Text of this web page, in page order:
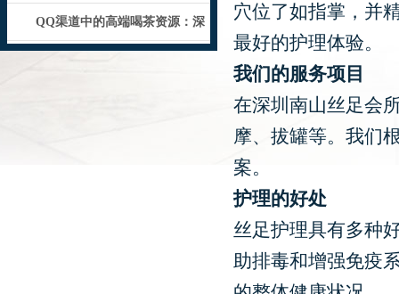
酸与荣耀QQ渠道中的高端喝茶资源：深
穴位了如指掌，并
最好的护理体验。
我们的服务项目
在深圳南山丝足会
摩、拔罐等。我们
案。
护理的好处
丝足护理具有多种
助排毒和增强免疫